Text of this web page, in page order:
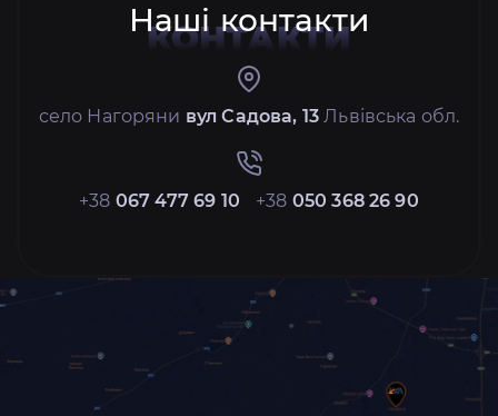
Наші контакти
КОНТАКТИ
село Нагоряни вул Садова, 13 Львівська обл.
+38 067 477 69 10 +38 050 368 26 90